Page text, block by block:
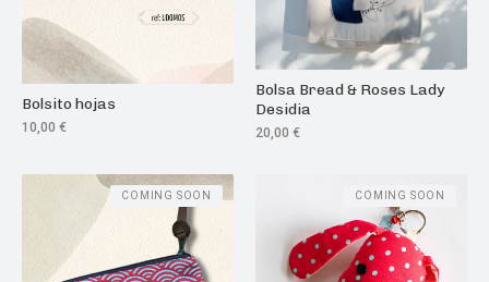
Bolsito hojas
10,00 €
Bolsa Bread & Roses Lady
Desidia
20,00 €
COMING SOON COMING SOON